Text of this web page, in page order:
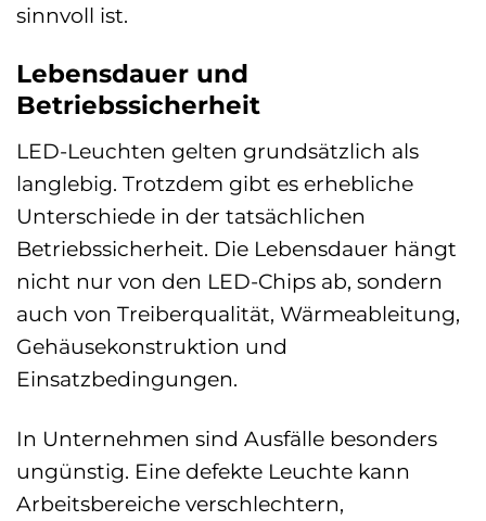
sinnvoll ist.
Lebensdauer und
Betriebssicherheit
LED-Leuchten gelten grundsätzlich als
langlebig. Trotzdem gibt es erhebliche
Unterschiede in der tatsächlichen
Betriebssicherheit. Die Lebensdauer hängt
nicht nur von den LED-Chips ab, sondern
auch von Treiberqualität, Wärmeableitung,
Gehäusekonstruktion und
Einsatzbedingungen.
In Unternehmen sind Ausfälle besonders
ungünstig. Eine defekte Leuchte kann
Arbeitsbereiche verschlechtern,